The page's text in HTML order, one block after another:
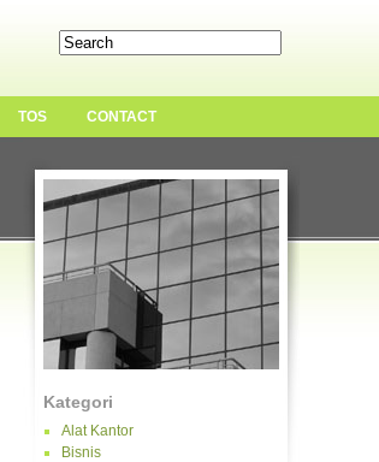
TOS CONTACT
Kategori
Alat Kantor
Bisnis